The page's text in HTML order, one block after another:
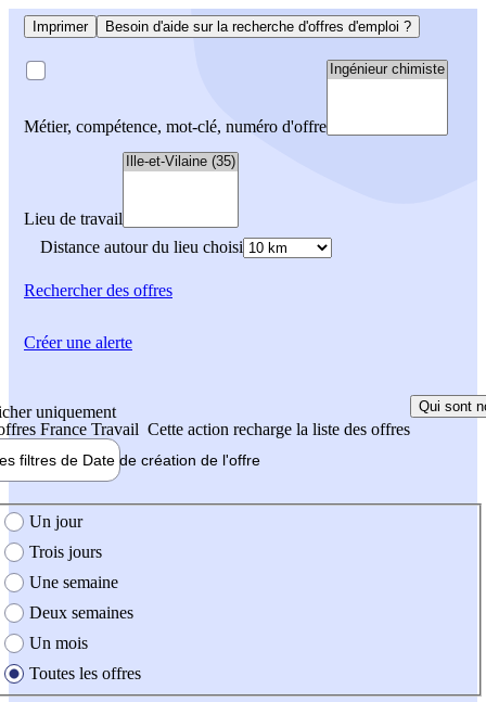
Imprimer Besoin d'aide sur la recherche d'offres d'emploi ?
Métier, compétence, mot-clé, numéro d'offre
Lieu de travail
Distance autour du lieu choisi
Rechercherdes offres
uniquement
France Travail Cette action recharge la liste des offres
Qui sont
filtres de Date de création de l'offre
création de l'offre
Un jour
Trois jours
Une semaine
Deux semaines
Un mois
Toutes les offres
Créer une alerte